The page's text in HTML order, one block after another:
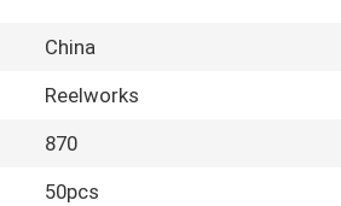
China
Reelworks
870
50pcs